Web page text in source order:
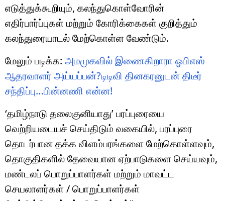
எடுத்துக்கூறியும், கலந்துகொள்வோரின்
எதிர்பார்ப்புகள் மற்றும் கோரிக்கைகள் குறித்தும்
கலந்துரையாடல் மேற்கொள்ள வேண்டும்.
மேலும் படிக்க: அமமுகவில் இணைகிறாரா ஓபிஎஸ்
ஆதரவாளர் அய்யப்பன்?டிடிவி தினகரனுடன் திடீர்
சந்திப்பு…பின்னணி என்ன!
‘தமிழ்நாடு தலைகுனியாது’ பரப்புரையை
வெற்றியடையச் செய்திடும் வகையில், பரப்புரை
தொடர்பான தக்க விளம்பரங்களை மேற்கொள்ளவும்,
தொகுதிகளில் தேவையான ஏற்பாடுகளை செய்யவும்,
மண்டலப் பொறுப்பாளர்கள் மற்றும் மாவட்ட
செயலாளர்கள் / பொறுப்பாளர்கள்